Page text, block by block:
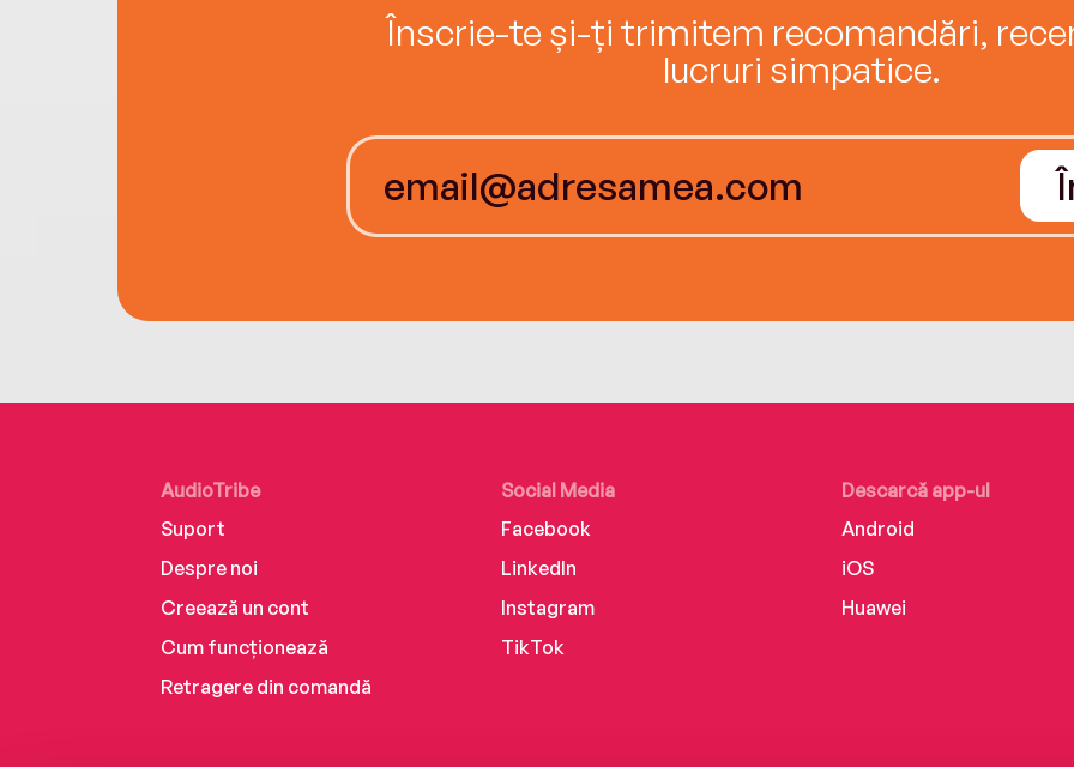
Înscrie-te și-ți trimitem recomandări,
lucruri simpatice.
AudioTribe
Suport
Despre noi
Creează un cont
Cum funcționează
Retragere din comandă
Social Media
Facebook
LinkedIn
Instagram
TikTok
Descarcă app-ul
Android
iOS
Huawei